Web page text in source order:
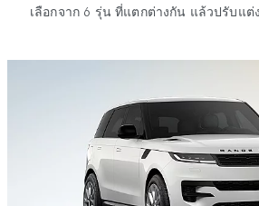
เลือกจาก 6 รุ่น ที่แตกต่างกัน แล้วปรับแ